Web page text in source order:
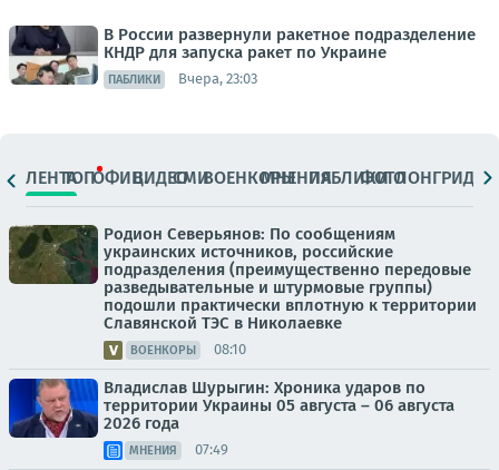
В России развернули ракетное подразделение
КНДР для запуска ракет по Украине
ПАБЛИКИ Вчера, 23:03
ЛЕНТАТОПОФИЦ.ВИДЕОСМИВОЕНКОРЫМНЕНИЯПАБЛИКИ
ФОТОЛОНГРИДЫ
Родион Северьянов: По сообщениям
украинских источников, российские
подразделения (преимущественно передовые
разведывательные и штурмовые группы)
подошли практически вплотную к территории
Славянской ТЭС в Николаевке
ВОЕНКОРЫ 08:10
Владислав Шурыгин: Хроника ударов по
территории Украины 05 августа – 06 августа
2026 года
МНЕНИЯ 07:49